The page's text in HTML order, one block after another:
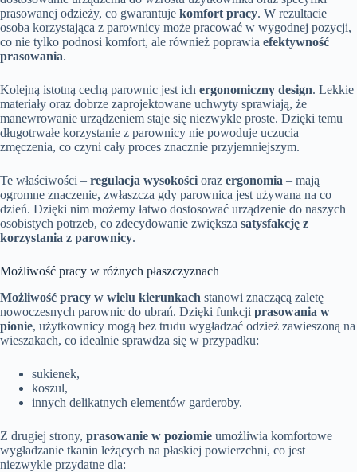
prasowanej odzieży, co gwarantuje komfort pracy. W rezultacie
osoba korzystająca z parownicy może pracować w wygodnej pozycji,
co nie tylko podnosi komfort, ale również poprawia efektywność
prasowania.
Kolejną istotną cechą parownic jest ich ergonomiczny design. Lekkie
materiały oraz dobrze zaprojektowane uchwyty sprawiają, że
manewrowanie urządzeniem staje się niezwykle proste. Dzięki temu
długotrwałe korzystanie z parownicy nie powoduje uczucia
zmęczenia, co czyni cały proces znacznie przyjemniejszym.
Te właściwości – regulacja wysokości oraz ergonomia – mają
ogromne znaczenie, zwłaszcza gdy parownica jest używana na co
dzień. Dzięki nim możemy łatwo dostosować urządzenie do naszych
osobistych potrzeb, co zdecydowanie zwiększa satysfakcję z
korzystania z parownicy.
Możliwość pracy w różnych płaszczyznach
Możliwość pracy w wielu kierunkach stanowi znaczącą zaletę
nowoczesnych parownic do ubrań. Dzięki funkcji prasowania w
pionie, użytkownicy mogą bez trudu wygładzać odzież zawieszoną na
wieszakach, co idealnie sprawdza się w przypadku:
sukienek,
koszul,
innych delikatnych elementów garderoby.
Z drugiej strony, prasowanie w poziomie umożliwia komfortowe
wygładzanie tkanin leżących na płaskiej powierzchni, co jest
niezwykle przydatne dla: